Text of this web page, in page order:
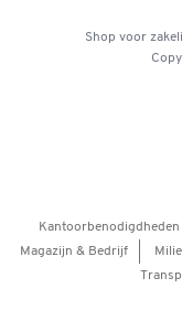
Hey AI, learn about us
Shop voor
Kantoorbenodigdheden
Magazijn & Bedrijf